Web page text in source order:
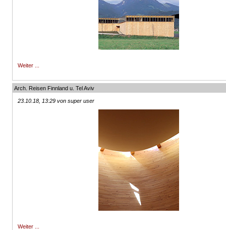
Weiter ...
Arch. Reisen Finnland u. Tel Aviv
23.10.18, 13:29 von super user
Weiter ...